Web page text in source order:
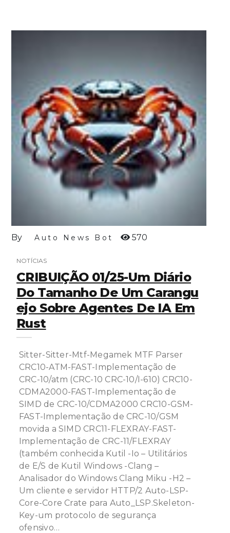
By Auto News Bot 570
NOTÍCIAS
CRIBUIÇÃO 01/25-Um Diário
Do Tamanho De Um Carangu
Ejo Sobre Agentes De IA Em
Rust
Sitter-Sitter-Mtf-Megamek MTF Parser
CRC10-ATM-FAST-Implementação de
CRC-10/atm (CRC-10 CRC-10/I-610) CRC10-
CDMA2000-FAST-Implementação de
SIMD de CRC-10/CDMA2000 CRC10-GSM-
FAST-Implementação de CRC-10/GSM
movida a SIMD CRC11-FLEXRAY-FAST-
Implementação de CRC-11/FLEXRAY
(também conhecida Kutil -Io – Utilitários
de E/S de Kutil Windows -Clang –
Analisador do Windows Clang Miku -H2 –
Um cliente e servidor HTTP/2 Auto-LSP-
Core-Core Crate para Auto_LSP.Skeleton-
Key-um protocolo de segurança
ofensivo…